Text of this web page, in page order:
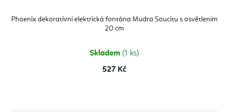
Phoenix dekorativní elektrická fontána Mudra Soucitu s osvětlením
20 cm
Skladem (1 ks)
527 Kč